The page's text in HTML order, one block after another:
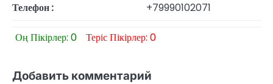
Телефон :
+79990102071
Оң Пікірлер: 0 Теріс Пікірлер: 0
Добавить комментарий